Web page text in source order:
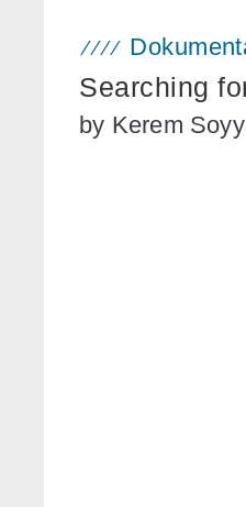
Searching
by Kerem